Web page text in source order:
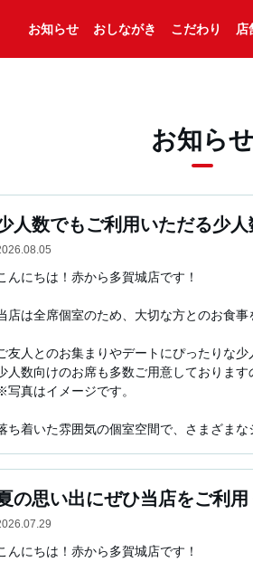
お知らせ おしながき こだわり 店
お知らせ
人数でもご利用いただる少人
んにちは！赤から多賀城店です！
店は全席個室のため、大切な方とのお食
友人とのお集まりやデートにぴったりな
人数向けのお席も多数ご用意しておりま
真はイメージです。
ち着いた雰囲気の個室空間で、さまざま
台・多賀城周辺で居酒屋やレストランを
慢の鍋や焼肉を中心に、お食事やご飯はも
様のご来店を心よりお待ちしております。
の思い出にぜひ当店をご利用
んにちは！赤から多賀城店です！